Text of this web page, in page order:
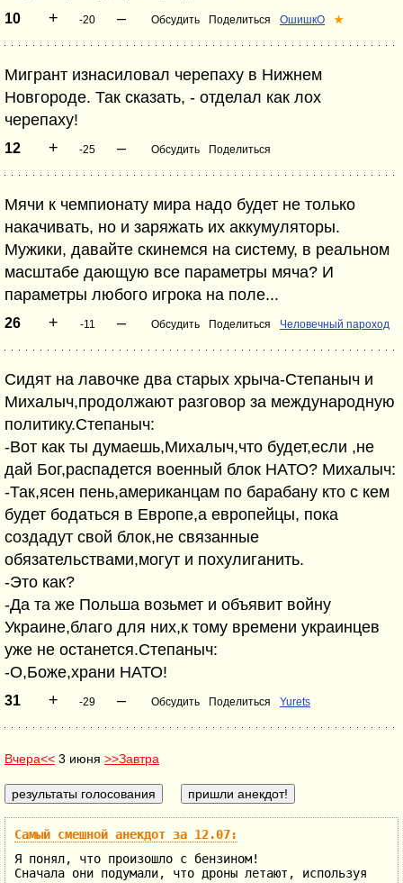
10 + -20 – Обсудить Поделиться ОшишкО ★
Мигрант изнасиловал черепаху в Нижнем
Новгороде. Так сказать, - отделал как лох
черепаху!
12 + -25 – Обсудить Поделиться
Мячи к чемпионату мира надо будет не только
накачивать, но и заряжать их аккумуляторы.
Мужики, давайте скинемся на систему, в реальном
масштабе дающую все параметры мяча? И
параметры любого игрока на поле...
26 + -11 – Обсудить Поделиться Человечный пароход
Сидят на лавочке два старых хрыча-Степаныч и
Михалыч,продолжают разговор за международную
политику.Степаныч:
-Вот как ты думаешь,Михалыч,что будет,если ,не
дай Бог,распадется военный блок НАТО? Михалыч:
-Так,ясен пень,американцам по барабану кто с кем
будет бодаться в Европе,а европейцы, пока
создадут свой блок,не связанные
обязательствами,могут и похулиганить.
-Это как?
-Да та же Польша возьмет и объявит войну
Украине,благо для них,к тому времени украинцев
уже не останется.Степаныч:
-О,Боже,храни НАТО!
31 + -29 – Обсудить Поделиться Yurets
Вчера<< 3 июня >>Завтра
Самый смешной анекдот за 12.07:
Я понял, что произошло с бензином!
Сначала они подумали, что дроны летают, используя